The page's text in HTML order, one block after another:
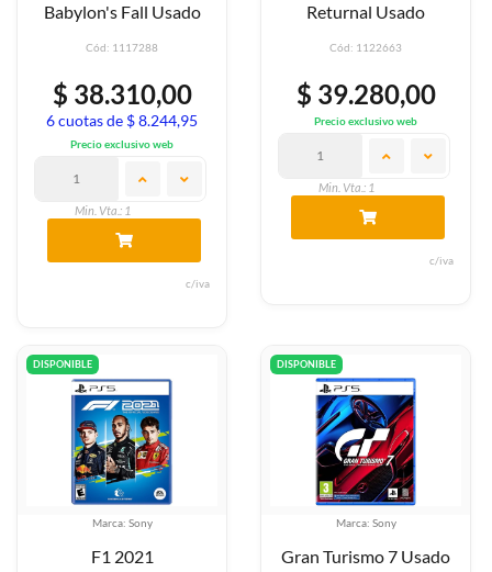
Babylon's Fall Usado
Cód: 1117288
$ 38.310,00
6 cuotas de $ 8.244,95
Precio exclusivo web
Min. Vta.: 1
c/iva
Returnal Usado
Cód: 1122663
$ 39.280,00
Precio exclusivo web
Min. Vta.: 1
c/iva
DISPONIBLE
Marca: Sony
F1 2021
DISPONIBLE
Marca: Sony
Gran Turismo 7 Usado